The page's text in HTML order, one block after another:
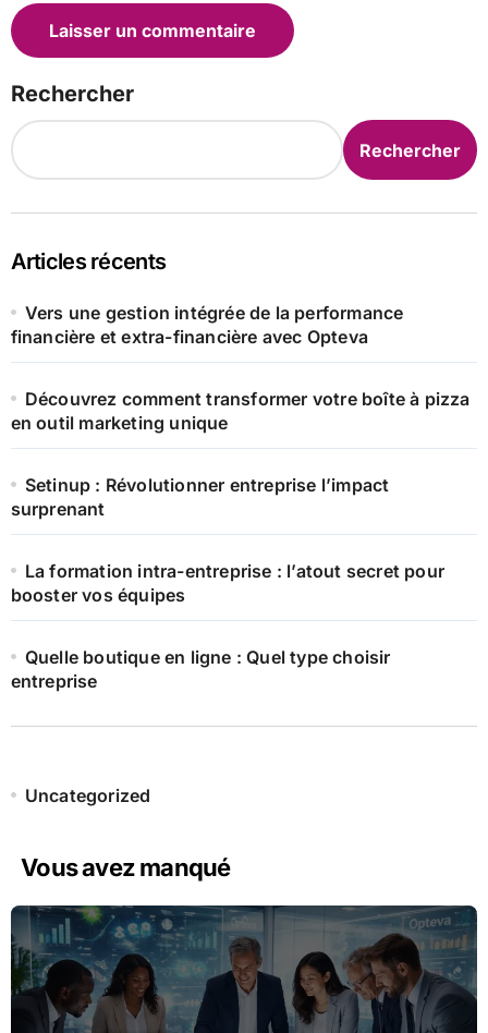
Rechercher
Rechercher
Articles récents
Vers une gestion intégrée de la performance
financière et extra-financière avec Opteva
Découvrez comment transformer votre boîte à pizza
en outil marketing unique
Setinup : Révolutionner entreprise l’impact
surprenant
La formation intra-entreprise : l’atout secret pour
booster vos équipes
Quelle boutique en ligne : Quel type choisir
entreprise
Uncategorized
Vous avez manqué